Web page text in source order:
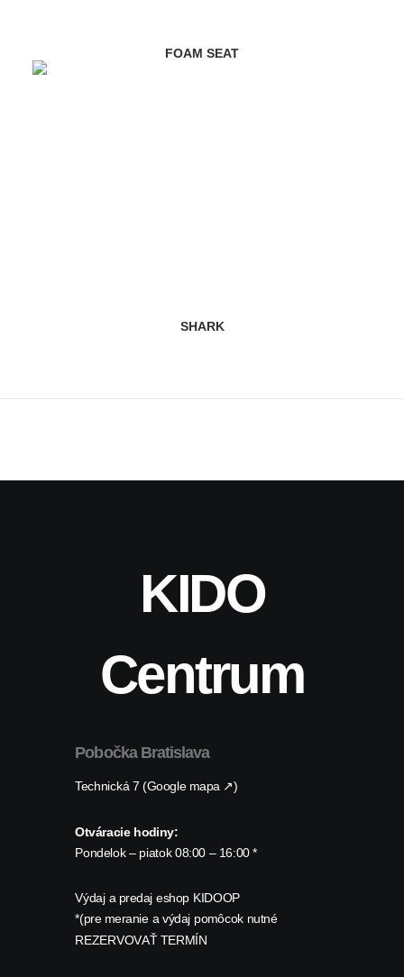
FOAM SEAT
SHARK
KIDO
Centrum
Pobočka Bratislava
Technická 7 (Google mapa ↗)
Otváracie hodiny:
Pondelok – piatok 08:00 – 16:00 *
Výdaj a predaj eshop KIDOOP
*(pre meranie a výdaj pomôcok nutné
REZERVOVAŤ TERMÍN